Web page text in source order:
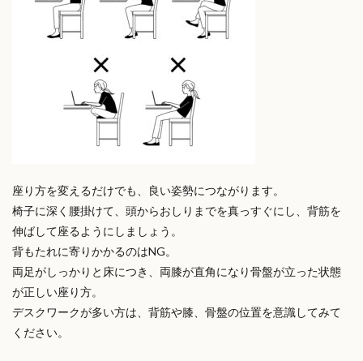
座り方を変えるだけでも、良い姿勢につながります。
椅子に深く腰掛けて、頭からおしりまでを真っすぐにし、背筋を
伸ばして座るようにしましょう。
背もたれに寄りかかるのはNG。
両足がしっかりと床につき、両膝が直角になり骨盤が立った状態
が正しい座り方。
デスクワークが多い方は、背筋や膝、骨盤の位置を意識してみて
ください。